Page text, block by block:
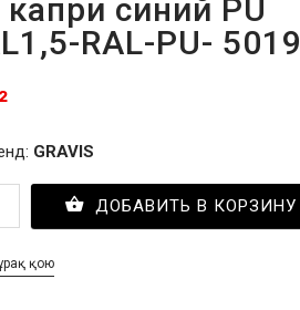
синий PU
RAL-PU- 5019
GRAVIS
ДОБАВИТЬ В КОРЗИНУ
қою